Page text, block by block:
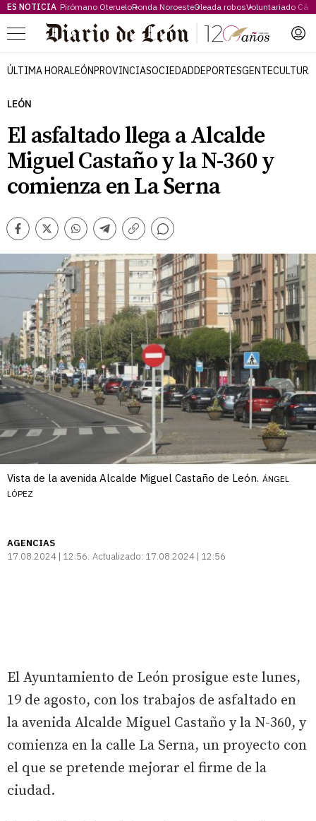
ES NOTICIA Pirómano OterueloRonda NoroesteOleada robosVoluntariado
Menú
ÚLTIMA HORALEÓNPROVINCIASOCIEDADDEPORTESGENTECULTURA
LEÓN
El asfaltado llega a Alcalde
Miguel Castaño y la N-360 y
comienza en La Serna
Facebook
TwitterWhatsappTelegram
Copiar
Comentarios
Vista de la avenida Alcalde Miguel Castaño de León. ÁNGEL
LÓPEZ
AGENCIAS
17.08.2024 | 12:56 Actualizado: 17.08.2024 | 12:56
El Ayuntamiento de León prosigue este lunes,
19 de agosto, con los trabajos de asfaltado en
la avenida Alcalde Miguel Castaño y la N-360, y
comienza en la calle La Serna, un proyecto con
el que se pretende mejorar el firme de la
ciudad.